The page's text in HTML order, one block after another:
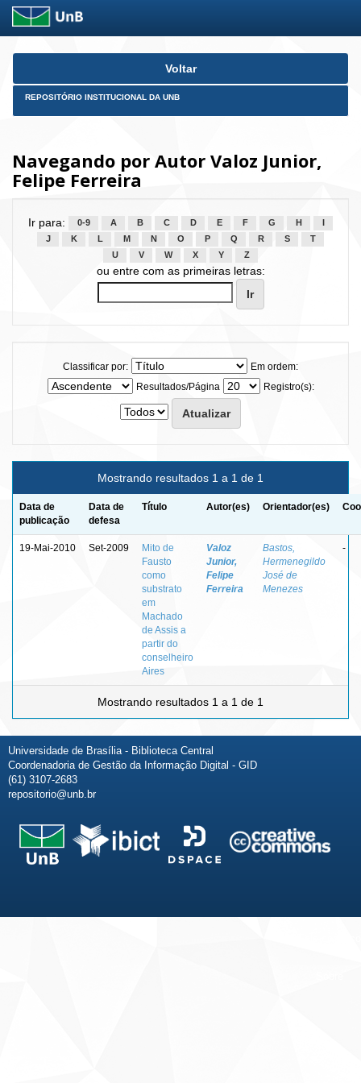
Skip
Voltar
REPOSITÓRIO INSTITUCIONAL DA UNB
Navegando por Autor Valoz Junior,
Felipe Ferreira
Ir para: 0-9 A B C D E F G H
J
K L M N O P Q R S
T
U
V W X Y Z
ou entre com as primeiras letras:
Classificar por:
Em ordem:
Resultados/Página
Registro(s):
Mostrando resultados 1 a 1 de 1
Data de
publicação
Data de
defesa
Título Autor(es) Orientador(es)
19-Mai-2010 Set-2009
Mito de
Fausto
como
substrato
em
Machado
de Assis a
partir do
conselheiro
Aires
Valoz
Junior,
Felipe
Ferreira
Bastos,
Hermenegildo
José de
Menezes
-
Mostrando resultados 1 a 1 de 1
Universidade de Brasília - Biblioteca Central
Coordenadoria de Gestão da Informação Digital - GID
(61) 3107-2683
repositorio@unb.br